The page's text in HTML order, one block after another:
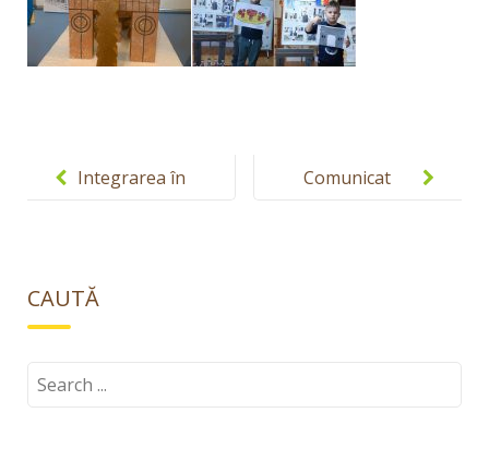
navigationIntegrarea în
Comunicat
CAUTĂ
Search